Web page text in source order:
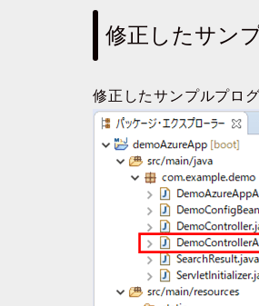
修正したサン
修正したサンプルプロ